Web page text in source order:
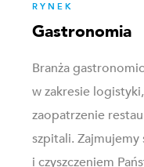
RYNEK
Gastronomia
Branża
w zakresie
zaopatrzenie
szpitali. Zajmujemy
i czyszczeniem